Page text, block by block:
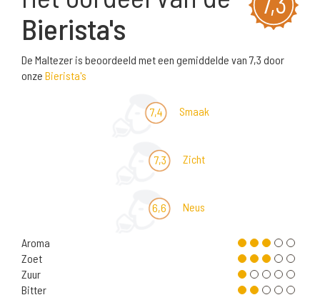
Bierista's
De Maltezer is beoordeeld met een gemiddelde van 7,3 door
onze Bierista's
7,4 Smaak
7,3 Zicht
6,6 Neus
Aroma
Zoet
Zuur
Bitter